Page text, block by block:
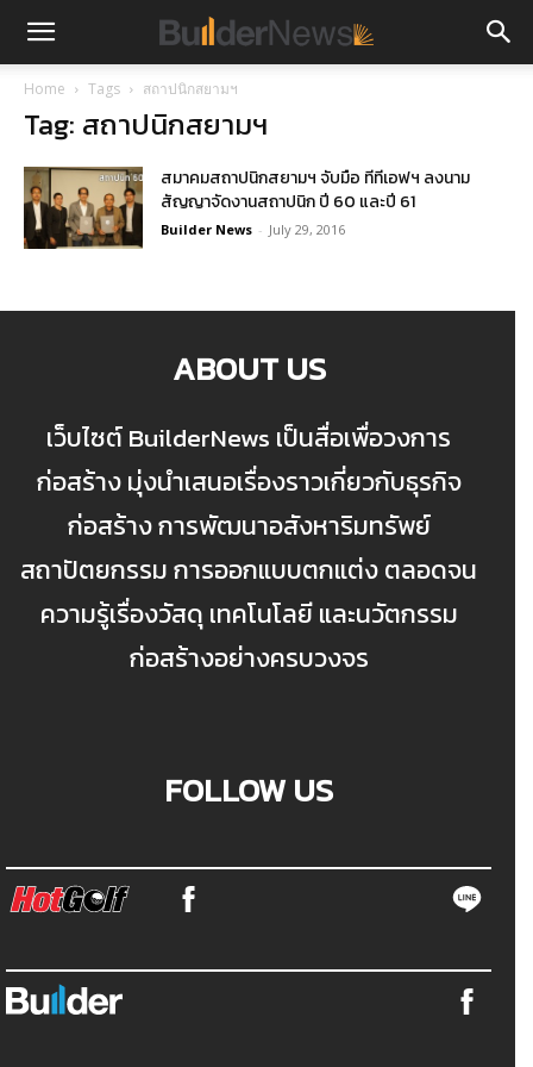
Home Tags สถาปนิกสยามฯ
Tag: สถาปนิกสยามฯ
สมาคมสถาปนิกสยามฯ จับมือ ทีทีเอฟฯ ลงนาม
สัญญาจัดงานสถาปนิก ปี 60 และปี 61
Builder News - July 29, 2016
ABOUT US
เว็บไซต์ BuilderNews เป็นสื่อเพื่อวงการ
ก่อสร้าง มุ่งนำเสนอเรื่องราวเกี่ยวกับธุรกิจ
ก่อสร้าง การพัฒนาอสังหาริมทรัพย์
สถาปัตยกรรม การออกแบบตกแต่ง ตลอดจน
ความรู้เรื่องวัสดุ เทคโนโลยี และนวัตกรรม
ก่อสร้างอย่างครบวงจร
FOLLOW US